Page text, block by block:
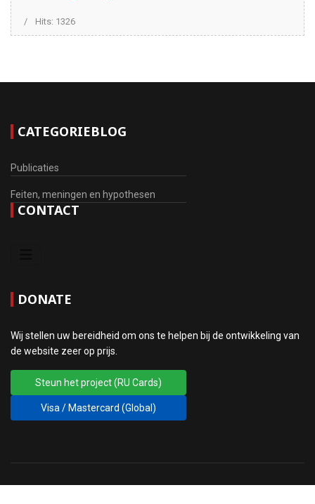
Hits: 1326
CATEGORIEBLOG
Publicaties
Feiten, meningen en hypothesen
CONTACT
DONATE
Wij stellen uw bereidheid om ons te helpen bij de ontwikkeling van
de website zeer op prijs.
Steun het project (RU Cards)
Visa / Mastercard (Global)